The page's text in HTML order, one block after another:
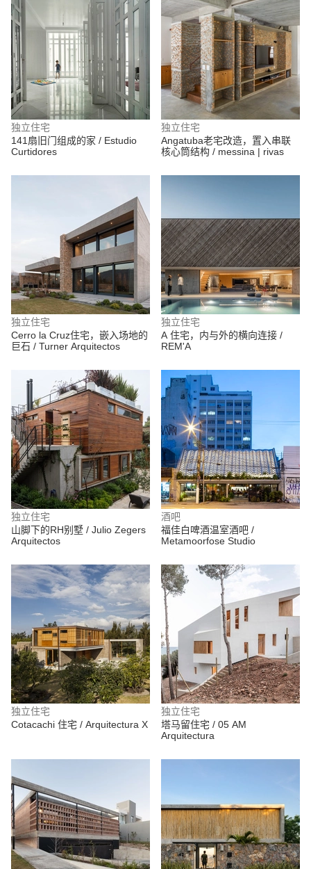
独立住宅
141扇旧门组成的家 / Estudio
Curtidores
独立住宅
Angatuba老宅改造，置入串联
核心筒结构 / messina | rivas
独立住宅
Cerro la Cruz住宅，嵌入场地的
巨石 / Turner Arquitectos
独立住宅
A 住宅，内与外的横向连接 /
REM'A
独立住宅
山脚下的RH别墅 / Julio Zegers
Arquitectos
酒吧
福佳白啤酒温室酒吧 /
Metamoorfose Studio
独立住宅
Cotacachi 住宅 / Arquitectura X
独立住宅
塔马留住宅 / 05 AM
Arquitectura